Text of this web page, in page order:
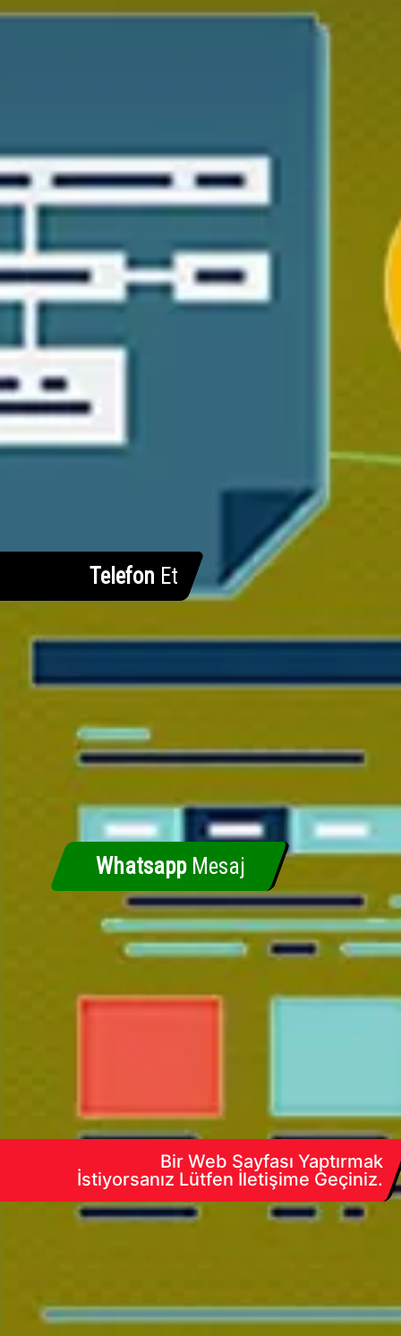
Bir Web Sayfası Yaptırmak
İstiyorsanız Lütfen İletişime Geçiniz.
Telefon Et
WhatsappMesaj